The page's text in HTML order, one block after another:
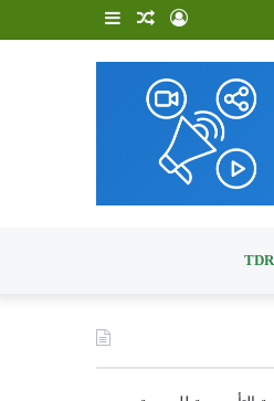
إضافة
عمود
مقال
عشوائي
تسجيل
الدخول